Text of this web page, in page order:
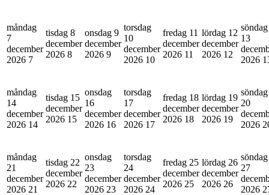
måndag
7
december
2026 7
tisdag 8
december
2026 8
onsdag 9
december
2026 9
torsdag
10
december
2026 10
fredag 11
december
2026 11
lördag 12
december
2026 12
söndag
13
2026
måndag
14
december
2026 14
tisdag 15
december
2026 15
onsdag
16
december
2026 16
torsdag
17
december
2026 17
fredag 18
december
2026 18
lördag 19
december
2026 19
söndag
20
2026
måndag
21
december
2026 21
tisdag 22
december
2026 22
onsdag
23
december
2026 23
torsdag
24
december
2026 24
fredag 25
december
2026 25
lördag 26
december
2026 26
söndag
27
2026